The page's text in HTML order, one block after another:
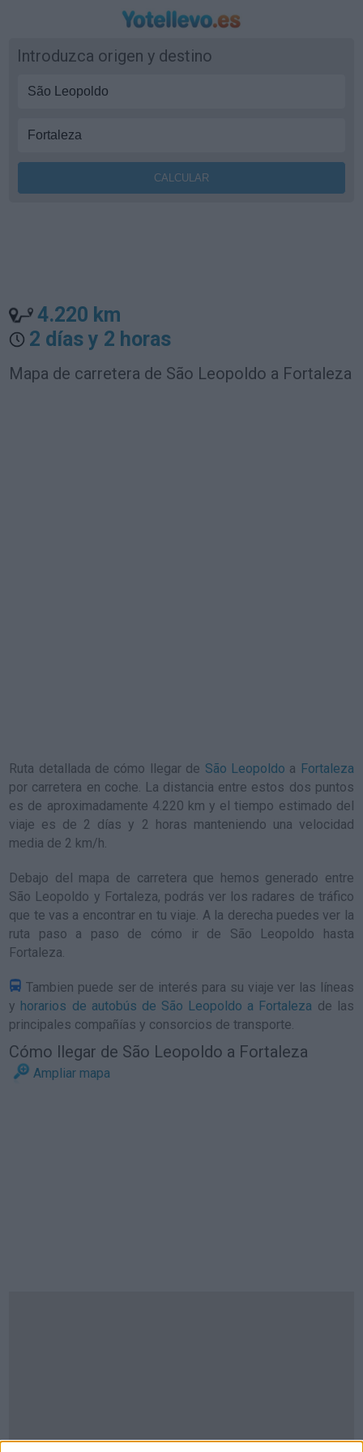
Introduzca origen y destino
4.220 km
2 días y 2 horas
Mapa de carretera de São Leopoldo a Fortaleza
Ruta detallada de cómo llegar de São Leopoldo a Fortaleza
por carretera en coche. La distancia entre estos dos puntos
es de aproximadamente 4.220 km y el tiempo estimado del
viaje es de 2 días y 2 horas manteniendo una velocidad
media de 2 km/h.
Debajo del mapa de carretera que hemos generado entre
São Leopoldo y Fortaleza, podrás ver los radares de tráfico
que te vas a encontrar en tu viaje. A la derecha puedes ver la
ruta paso a paso de cómo ir de São Leopoldo hasta
Fortaleza.
Tambien puede ser de interés para su viaje ver las líneas
y horarios de autobús de São Leopoldo a Fortaleza de las
principales compañías y consorcios de transporte.
Cómo llegar de São Leopoldo a Fortaleza
Ampliar mapa